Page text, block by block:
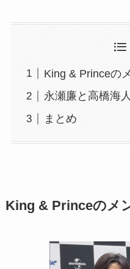
King & Princeの
永瀬廉と高橋海
まとめ
King & Princeのメ